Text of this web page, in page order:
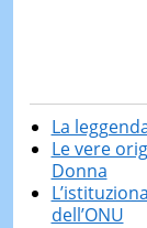
La
Le vere
Donna
dell’ONU